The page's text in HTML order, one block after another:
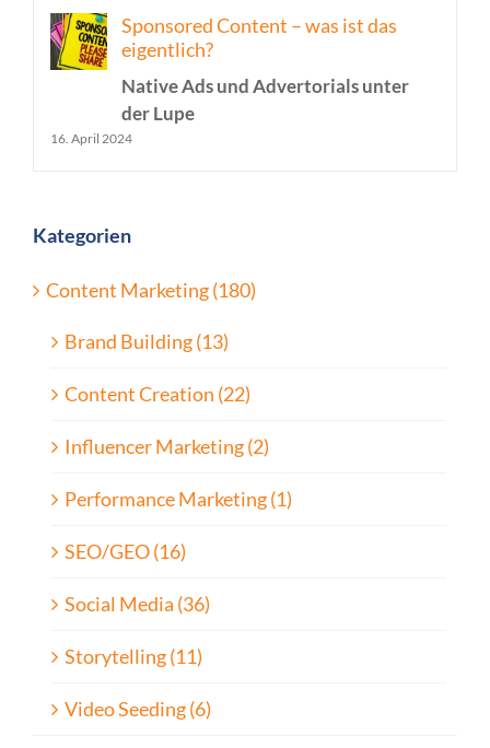
Sponsored Content – was ist das
eigentlich?
Native Ads und Advertorials unter
der Lupe
16. April 2024
Kategorien
Content Marketing (180)
Brand Building (13)
Content Creation (22)
Influencer Marketing (2)
Performance Marketing (1)
SEO/GEO (16)
Social Media (36)
Storytelling (11)
Video Seeding (6)